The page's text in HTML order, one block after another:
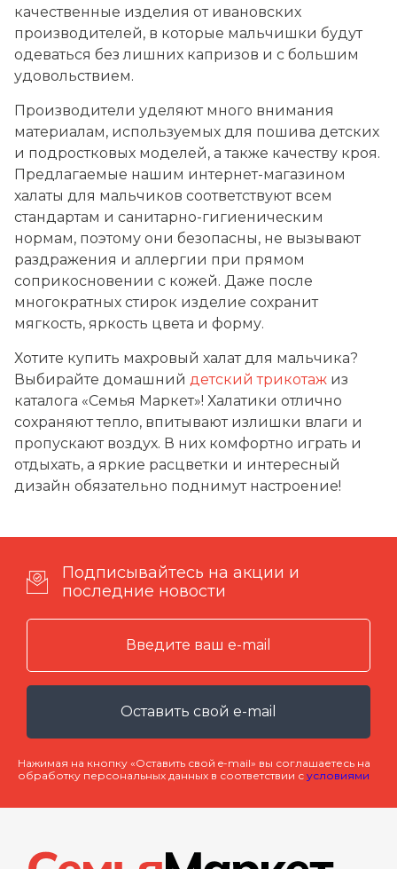
качественные изделия от ивановских
производителей, в которые мальчишки будут
одеваться без лишних капризов и с большим
удовольствием.
Производители уделяют много внимания
материалам, используемых для пошива детских
и подростковых моделей, а также качеству кроя.
Предлагаемые нашим интернет-магазином
халаты для мальчиков соответствуют всем
стандартам и санитарно-гигиеническим
нормам, поэтому они безопасны, не вызывают
раздражения и аллергии при прямом
соприкосновении с кожей. Даже после
многократных стирок изделие сохранит
мягкость, яркость цвета и форму.
Хотите купить махровый халат для мальчика?
Выбирайте домашний детский трикотаж из
каталога «Семья Маркет»! Халатики отлично
сохраняют тепло, впитывают излишки влаги и
пропускают воздух. В них комфортно играть и
отдыхать, а яркие расцветки и интересный
дизайн обязательно поднимут настроение!
Подписывайтесь на акции и
последние новости
Оставить свой e-mail
Нажимая на кнопку «Оставить свой e-mail» вы соглашаетесь на
обработку персональных данных в соответствии с условиями